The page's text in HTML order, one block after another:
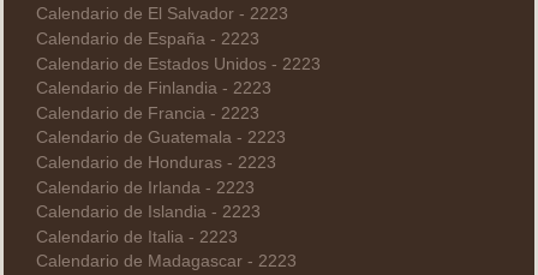
Calendario de El Salvador - 2223
Calendario de España - 2223
Calendario de Estados Unidos - 2223
Calendario de Finlandia - 2223
Calendario de Francia - 2223
Calendario de Guatemala - 2223
Calendario de Honduras - 2223
Calendario de Irlanda - 2223
Calendario de Islandia - 2223
Calendario de Italia - 2223
Calendario de Madagascar - 2223